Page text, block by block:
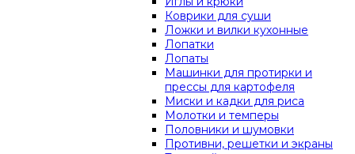
Коврики для суши
Ложки и вилки кухонные
Лопатки
Лопаты
Машинки для протирки и
прессы для картофеля
Миски и кадки для риса
Молотки и темперы
Половники и шумовки
Противни, решетки и экраны